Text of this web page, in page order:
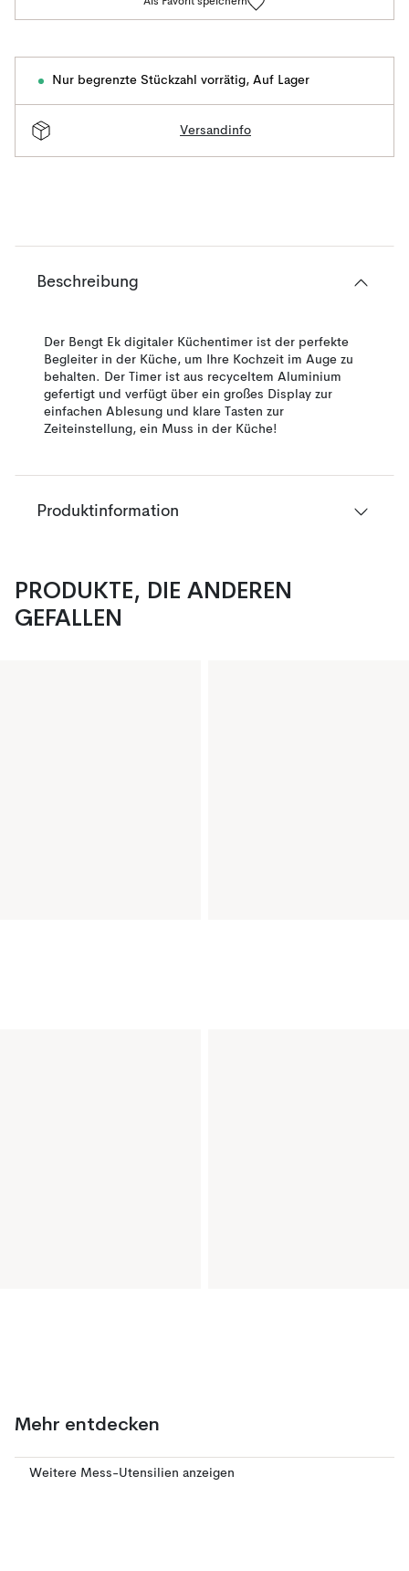
Nur begrenzte Stückzahl vorrätig, Auf Lager
Versandinfo
Beschreibung
Der Bengt Ek digitaler Küchentimer ist der perfekte
Begleiter in der Küche, um Ihre Kochzeit im Auge zu
behalten. Der Timer ist aus recyceltem Aluminium
gefertigt und verfügt über ein großes Display zur
einfachen Ablesung und klare Tasten zur
Zeiteinstellung, ein Muss in der Küche!
Produktinformation
PRODUKTE, DIE ANDEREN
GEFALLEN
Mehr entdecken
Weitere Mess-Utensilien anzeigen